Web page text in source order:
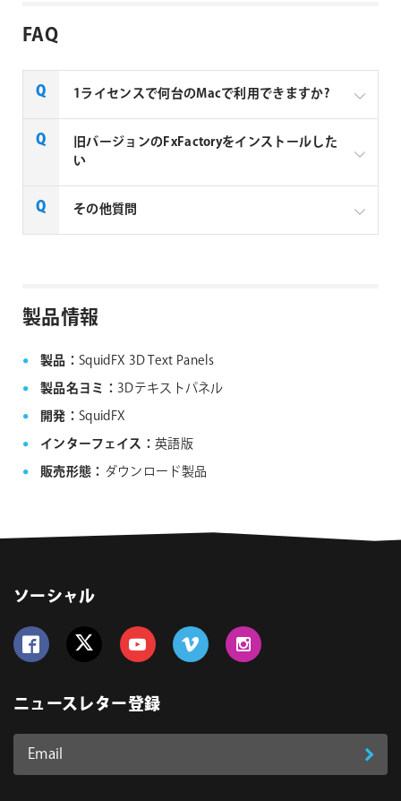
FAQ
1ライセンスで何台のMacで利用できますか?
Noise Industries社製品、FxFactory プラグインファミ
リー製品は、1ライセンスにつき1台のMacでのみ使用
旧バージョンのFxFactoryをインストールした
い
FxFactory 旧バージョンインストーラーページよりご
FxFactory 旧バージョンインストーラー
その他質問
製品情報
製品： SquidFX 3D Text Panels
製品名ヨミ： 3Dテキストパネル
開発： SquidFX
インターフェイス： 英語版
販売形態： ダウンロード製品
ソーシャル
ニュースレター登録
Email
登